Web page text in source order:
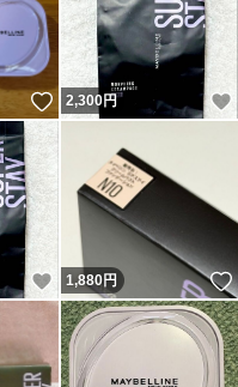
いいね！
2,300円
いいね！
1,880円